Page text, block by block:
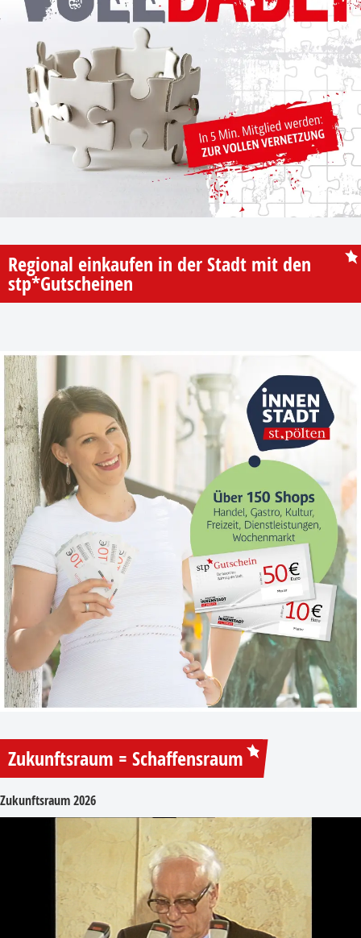
Regional einkaufen in der Stadt mit den
stp*Gutscheinen
Zukunftsraum = Schaffensraum
Zukunftsraum 2026